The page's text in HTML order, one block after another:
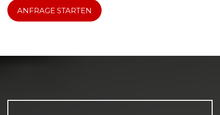
ANFRAGE STARTEN